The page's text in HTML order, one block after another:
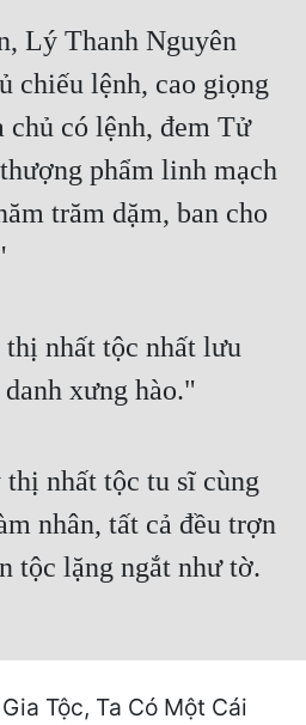
Lý Thanh Nguyên
chiếu lệnh, cao giọng
có lệnh, đem Tử
phẩm linh mạch
trăm dặm, ban cho
nhất tộc nhất lưu
xưng hào."
nhất tộc tu sĩ cùng
nhân, tất cả đều trợn
tộc lặng ngắt như tờ.
Tộc, Ta Có Một Cái